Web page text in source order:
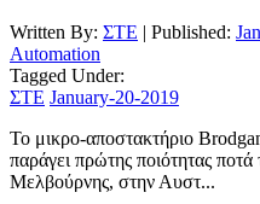
Written By: ΣΤΕ | Published:
Automation
Tagged Under:
ΣΤΕ January-20-2019
Το μικρο-αποστακτήριο
παράγει πρώτης ποιότητας
Μελβούρνης, στην Αυστ...